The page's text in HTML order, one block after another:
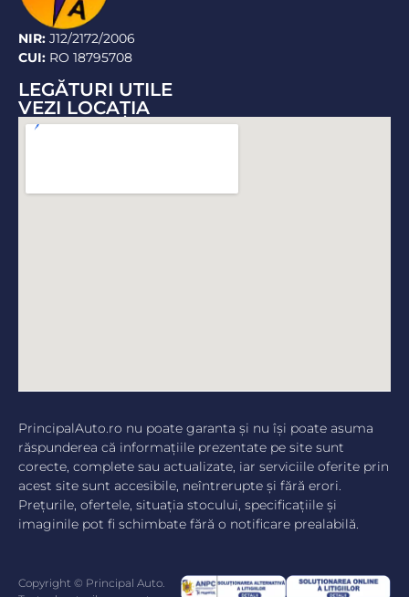
NIR: J12/2172/2006
CUI: RO 18795708
LEGĂTURI UTILE
VEZI LOCAŢIA
PrincipalAuto.ro nu poate garanta şi nu îşi poate asuma
răspunderea că informaţiile prezentate pe site sunt
corecte, complete sau actualizate, iar serviciile oferite prin
acest site sunt accesibile, neîntrerupte şi fără erori.
Preţurile, ofertele, situaţia stocului, specificaţiile şi
imaginile pot fi schimbate fără o notificare prealabilă.
Copyright © Principal Auto.